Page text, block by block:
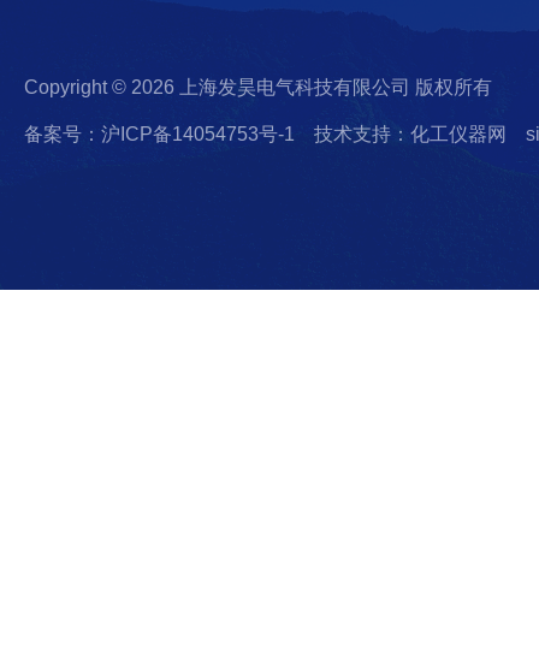
Copyright © 2026 上海发昊电气科技有限公司 版权所有
备案号：沪ICP备14054753号-1 技术支持：化工仪器网